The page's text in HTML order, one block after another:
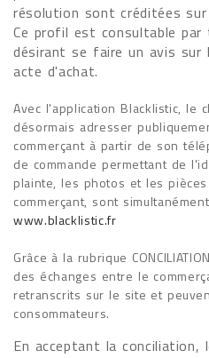
résolution sont créditées
Ce profil est consultable
désirant se faire un avis sur
acte d'achat.
Avec l'application Blacklistic, le
désormais adresser
commerçant à partir de son
de commande permettant de
plainte, les photos et les
commerçant, sont
www.blacklistic.fr
Grâce à la rubrique
des échanges entre le
retranscrits sur le site et
consommateurs.
En acceptant la